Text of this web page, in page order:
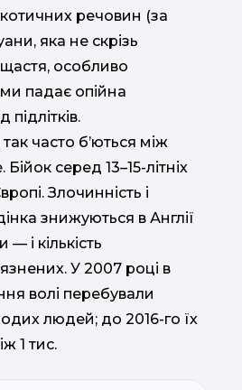
речовин (за
яка не скрізь
особливо
падає опійна
часто б’ються між
серед 13–15-літніх
Злочинність і
знижуються в Англії
— і кількість
У 2007 році в
волі перебували
людей; до 2016-го їх
1 тис.